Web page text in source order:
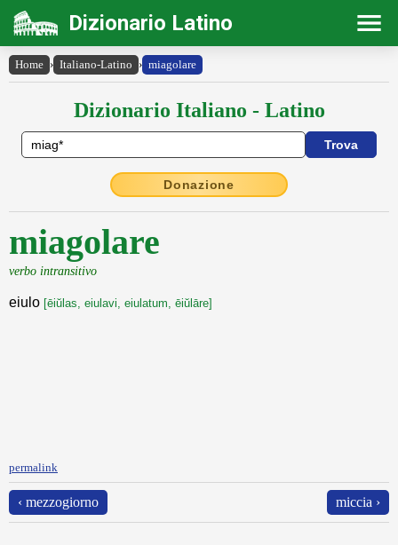
Dizionario Latino
Home › Italiano-Latino › miagolare
Dizionario Italiano - Latino
Donazione
miagolare
verbo intransitivo
eiulo [ēiŭlas, eiulavi, eiulatum, ēiŭlāre]
permalink
‹ mezzogiorno miccia ›